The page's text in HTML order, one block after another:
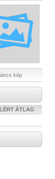
kép
ÁTLAG